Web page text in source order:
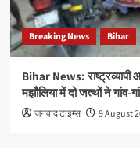
Breaking News Bihar
Bihar News: राष्ट्रव्यापी
मझौलिया में दो जत्थों ने गांव-
जनवाद टाइम्स 9 August